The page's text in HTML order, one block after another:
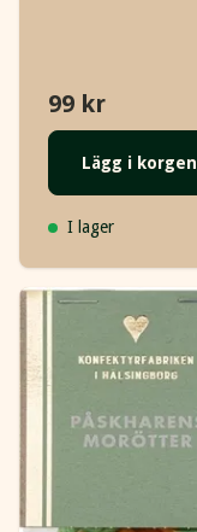
99 kr
Lägg i korgen
I lager